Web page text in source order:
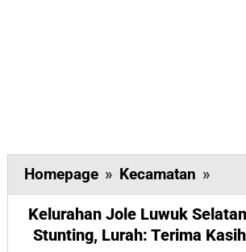
Homepage » Kecamatan »
Jole
Kelurahan Jole Luwuk
Stunting, Lurah: Terima